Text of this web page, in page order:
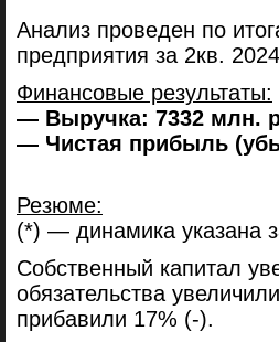
Анализ проведен по
предприятия за 2кв.
Финансовые результаты:
— Выручка: 7332 млн.
— Чистая прибыль
Резюме:
(*) — динамика указана
Собственный капитал
обязательства
прибавили 17% (-).